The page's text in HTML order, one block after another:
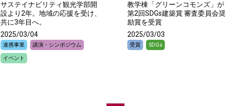
サステイナビリティ観光学部開
設より2年。地域の応援を受け、
共に3年目へ。
2025/03/04
連携事業 講演・シンポジウム
イベント
教学棟「グリーンコモンズ」が
第2回SDGs建築賞 審査委員会奨
励賞を受賞
2025/03/03
受賞 SDGs